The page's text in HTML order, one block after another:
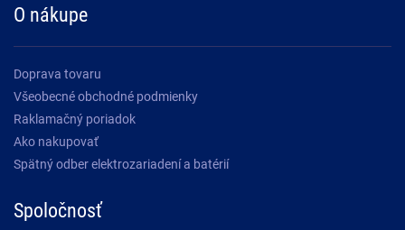
O nákupe
Doprava tovaru
Všeobecné obchodné podmienky
Raklamačný poriadok
Ako nakupovať
Spätný odber elektrozariadení a batérií
Spoločnosť